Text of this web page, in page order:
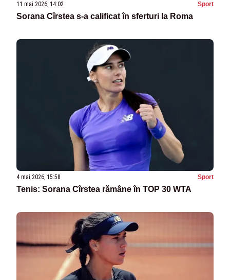
11 mai 2026, 14:02 Sport
Sorana Cîrstea s-a calificat în sferturi la Roma
4 mai 2026, 15:58 Sport
Tenis: Sorana Cîrstea rămâne în TOP 30 WTA